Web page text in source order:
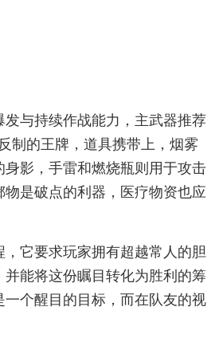
与持续作战能力，主武器推荐
制的王牌，道具携带上，烟雾
影，手雷和燃烧瓶则用于攻击
是破点的利器，医疗物资也应
它要求玩家拥有超越常人的胆
能将这份瞩目转化为胜利的筹
个醒目的目标，而在队友的视